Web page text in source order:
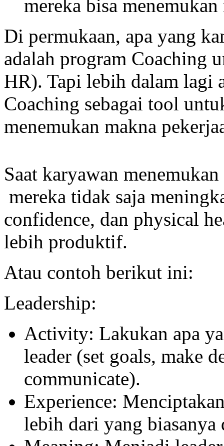
mereka bisa
Di permukaan, apa yang
adalah program Coaching
HR). Tapi lebih dalam lagi
Coaching sebagai tool
menemukan makna
Saat karyawan
mereka tidak saja
confidence, dan physical
lebih produktif.
Atau contoh berikut ini:
Leadership:
Activity: Lakukan apa
leader (set goals, make
communicate).
Experience:
lebih dari yang biasanya